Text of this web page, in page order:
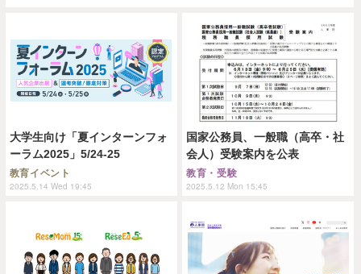
大学生向け「夏インターンフォ
ーラム2025」5/24-25
教育イベント
2025.5.14 Wed 19:45
国家公務員、一般職（高卒・社
会人）受験案内を公表
教育・受験
2025.5.12 Mon 15:45